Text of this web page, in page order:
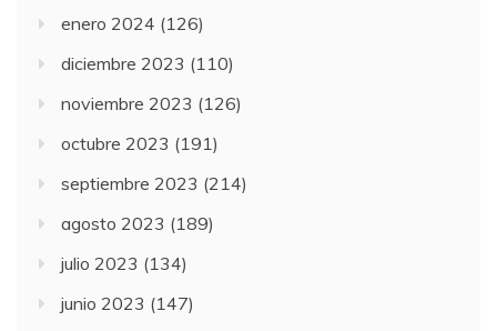
enero 2024 (126)
diciembre 2023 (110)
noviembre 2023 (126)
octubre 2023 (191)
septiembre 2023 (214)
agosto 2023 (189)
julio 2023 (134)
junio 2023 (147)